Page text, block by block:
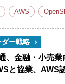
AWS
ダー戦略
、金融・小売
と協業、AWS